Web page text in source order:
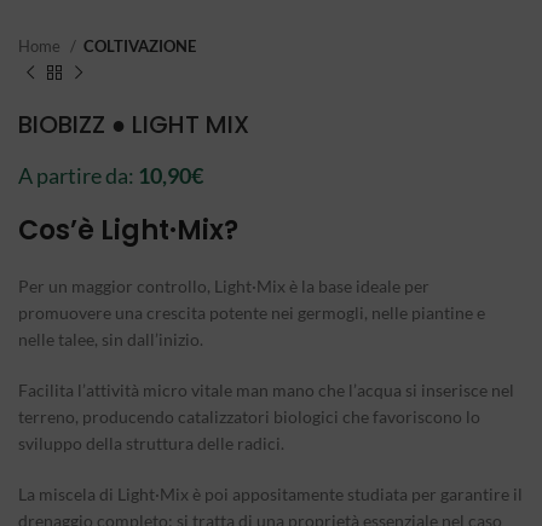
Home COLTIVAZIONE
BIOBIZZ ● LIGHT MIX
A partire da: 10,90€
Cos’è Light·Mix?
Per un maggior controllo, Light·Mix è la base ideale per
promuovere una crescita potente nei germogli, nelle piantine e
nelle talee, sin dall’inizio.
Facilita l’attività micro vitale man mano che l’acqua si inserisce nel
terreno, producendo catalizzatori biologici che favoriscono lo
sviluppo della struttura delle radici.
La miscela di Light·Mix è poi appositamente studiata per garantire il
drenaggio completo: si tratta di una proprietà essenziale nel caso